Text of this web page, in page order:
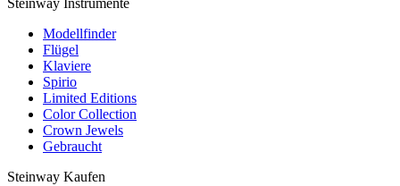
Steinway Instrumente
Modellfinder
Flügel
Klaviere
Spirio
Limited Editions
Color Collection
Crown Jewels
Gebraucht
Steinway Kaufen